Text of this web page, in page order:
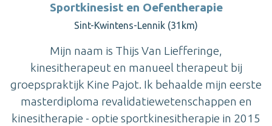
Sportkinesist en Oefentherapie
Sint-Kwintens-Lennik (31km)
Mijn naam is Thijs Van Liefferinge,
kinesitherapeut en manueel therapeut bij
groepspraktijk Kine Pajot. Ik behaalde mijn eerste
masterdiploma revalidatiewetenschappen en
kinesitherapie - optie sportkinesitherapie in 2015